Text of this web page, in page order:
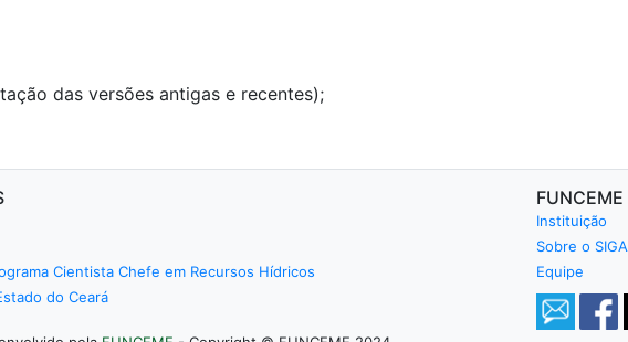
das versões antigas e recentes);
Cientista Chefe em Recursos Hídricos
do Ceará
FUNCEME
Instituição
Sobre o SIGA
Equipe